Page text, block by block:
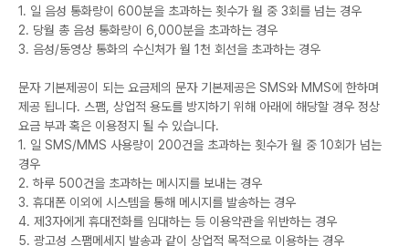
1. 일 음성 통화량이 600분을 초과하는 횟수가 월 중 3회를 넘는 경우
2. 당월 총 음성 통화량이 6,000분을 초과하는 경우
3. 음성/동영상 통화의 수신처가 월 1천 회선을 초과하는 경우
문자 기본제공이 되는 요금제의 문자 기본제공은 SMS와 MMS에 한하며
제공 됩니다. 스팸, 상업적 용도를 방지하기 위해 아래에 해당할 경우 정상
요금 부과 혹은 이용정지 될 수 있습니다.
1. 일 SMS/MMS 사용량이 200건을 초과하는 횟수가 월 중 10회가 넘는
경우
2. 하루 500건을 초과하는 메시지를 보내는 경우
3. 휴대폰 이외에 시스템을 통해 메시지를 발송하는 경우
4. 제3자에게 휴대전화를 임대하는 등 이용약관을 위반하는 경우
5. 광고성 스팸메세지 발송과 같이 상업적 목적으로 이용하는 경우